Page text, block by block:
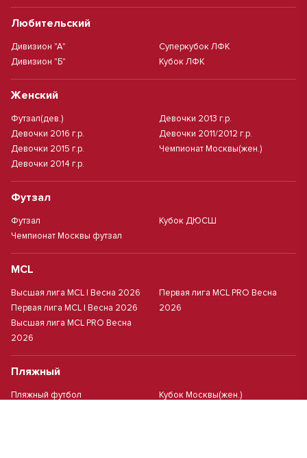
Любительский
Дивизион "А"
Дивизион "Б"
Суперкубок ЛФК
Кубок ЛФК
Женский
Футзал(дев.)
Девочки 2016 г.р.
Девочки 2015 г.р.
Девочки 2014 г.р.
Девочки 2013 г.р.
Девочки 2011/2012 г.р.
Чемпионат Москвы(жен.)
Футзал
Футзал
Чемпионат Москвы футзал
Кубок ДЮСШ
MCL
Высшая лига MCL | Весна 2026
Первая лига MCL | Весна 2026
Высшая лига MCL PRO Весна
2026
Первая лига MCL PRO Весна
2026
Пляжный
Пляжный футбол Кубок Москвы(жен.)